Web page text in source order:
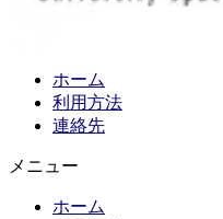
ホーム
利用方法
連絡先
メニュー
ホーム